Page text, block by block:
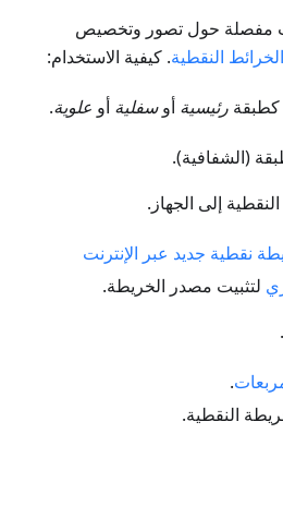
مفصلة حول تصور وتخصيص
الخرائط النقطية. كيفية الاستخدام:
كطبقة رئيسية أوسفلية أو علوية.
(الشفافية).
إلى الجهاز.
نقطية جديد عبر الإنترنت
لتثبيت مصدر الخريطة.
.
النقطية.